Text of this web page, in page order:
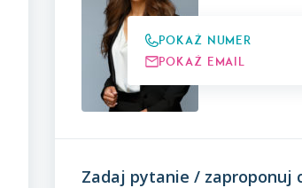
Pokaż numer
Pokaż email
Zadaj pytanie / zaproponuj